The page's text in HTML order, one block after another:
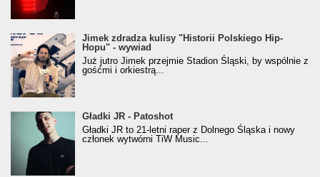
Jimek zdradza kulisy "Historii Polskiego Hip-
Hopu" - wywiad
Jimek zdradza kulisy "Historii Polskiego Hip-
Hopu" - wywiad
Już jutro Jimek przejmie Stadion Śląski, by wspólnie z
gośćmi i orkiestrą...
Gładki JR - Patoshot
Gładki JR - Patoshot
Gładki JR to 21-letni raper z Dolnego Śląska i nowy
członek wytwórni TiW Music...